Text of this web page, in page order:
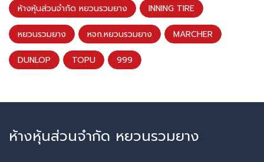
ห้างหุ้นส่วนจำกัด หยวนรวมยาง INNING TIRE
หยวนรวมยาง หจก.หยวนรวมยาง MARCHER
DUNLOP TOPU 999
ห้างหุ้นส่วนจำกัด หยวนรวมยาง